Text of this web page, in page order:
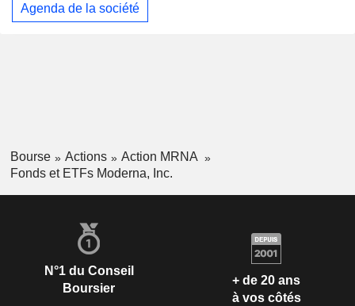
Agenda de la société
Bourse Actions
Action MRNA
Fonds et ETFs Moderna, Inc.
N°1 du Conseil
Boursier
+ de 20 ans
à vos côtés